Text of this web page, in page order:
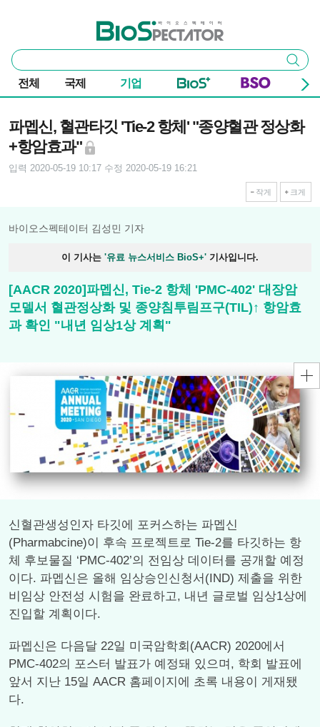
바이오스펙테이터
통
합
검
색
검색
전체 국제 기업
파멥신, 혈관타깃 'Tie-2 항체' "종양혈관 정상화
+항암효과"
입력 2020-05-19 10:17 수정 2020-05-19 16:21
작게 크게
바이오스펙테이터 김성민 기자
이 기사는 '유료 뉴스서비스 BioS+' 기사입니다.
[AACR 2020]파멥신, Tie-2 항체 'PMC-402' 대장암
모델서 혈관정상화 및 종양침투림프구(TIL)↑ 항암효
과 확인 "내년 임상1상 계획"
신혈관생성인자 타깃에 포커스하는 파멥신
(Pharmabcine)이 후속 프로젝트로 Tie-2를 타깃하는 항
체 후보물질 ‘PMC-402’의 전임상 데이터를 공개할 예정
이다. 파멥신은 올해 임상승인신청서(IND) 제출을 위한
비임상 안전성 시험을 완료하고, 내년 글로벌 임상1상에
진입할 계획이다.
파멥신은 다음달 22일 미국암학회(AACR) 2020에서
PMC-402의 포스터 발표가 예정돼 있으며, 학회 발표에
앞서 지난 15일 AACR 홈페이지에 초록 내용이 게재됐
다.